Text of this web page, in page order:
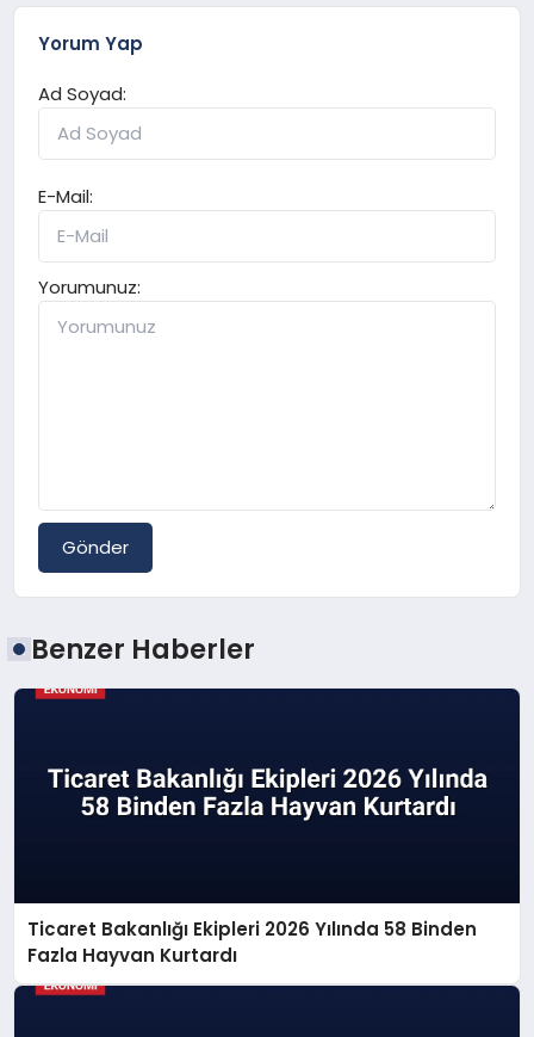
Yorum Yap
Ad Soyad:
E-Mail:
Yorumunuz:
Gönder
Benzer Haberler
Ticaret Bakanlığı Ekipleri 2026 Yılında 58 Binden
Fazla Hayvan Kurtardı